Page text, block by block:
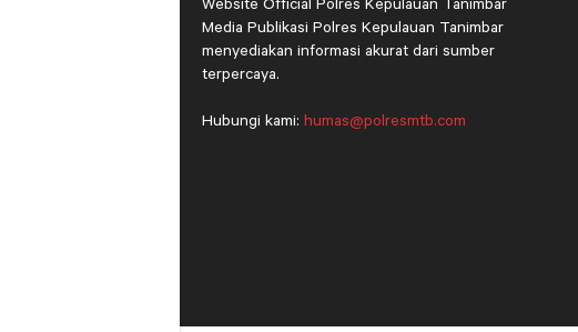
Media Publikasi Polres Kepulauan Tanimbar
menyediakan informasi akurat dari sumber
terpercaya.
Hubungi kami: humas@polresmtb.com